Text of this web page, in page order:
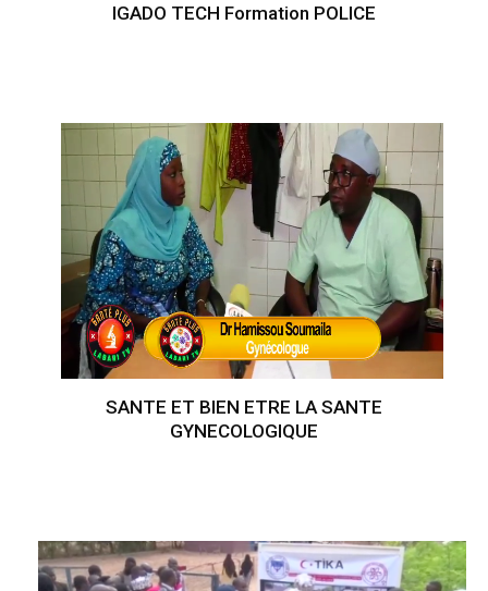
IGADO TECH Formation POLICE
SANTE ET BIEN ETRE LA SANTE
GYNECOLOGIQUE